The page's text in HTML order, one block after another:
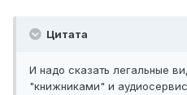
Цитата
И надо сказать легальные
"книжниками" и